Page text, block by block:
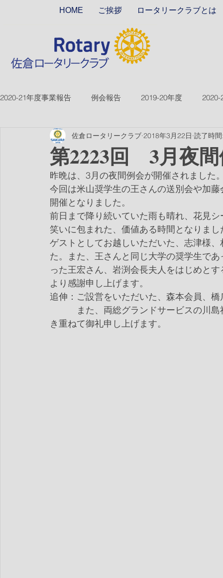
HOME ご挨拶 ロータリークラブとは
2020-21年度事業報告 例会報告 2019-20年度 2020-
2018-19ver2 2017-18ver2 2021-22年度
2026-27年度
第2223回 3月夜
佐倉ロータリークラブ 2018年3月22日 読了時
昨晩は、3月の夜間例会が開催されました
今回は米山奨学生の王さんの送別会や加
開催となりました。
前日まで降り続いていた雨も晴れ、花見
笑いに包まれた、価値ある時間となりまし
ゲストとしてお越しいただいた、志津様
た。また、王さんと同じ大学の奨学生で
った王宏さん、岩渕会長夫人をはじめと
より感謝申し上げます。
追伸：ご設営をいただいた、森本会員、
また、両総グランドサービスの川島
き重ねて御礼申し上げます。